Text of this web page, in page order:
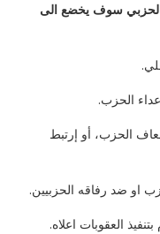
سوف يخضع الى
الحزب.
الحزب، أو إرتبط
او ضد رفاقه الحزبيين.
العقوبات اعلاه.